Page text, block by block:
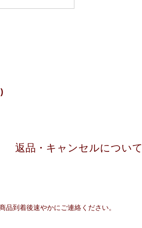
返品・キャンセルについて
到着後速やかにご連絡ください。